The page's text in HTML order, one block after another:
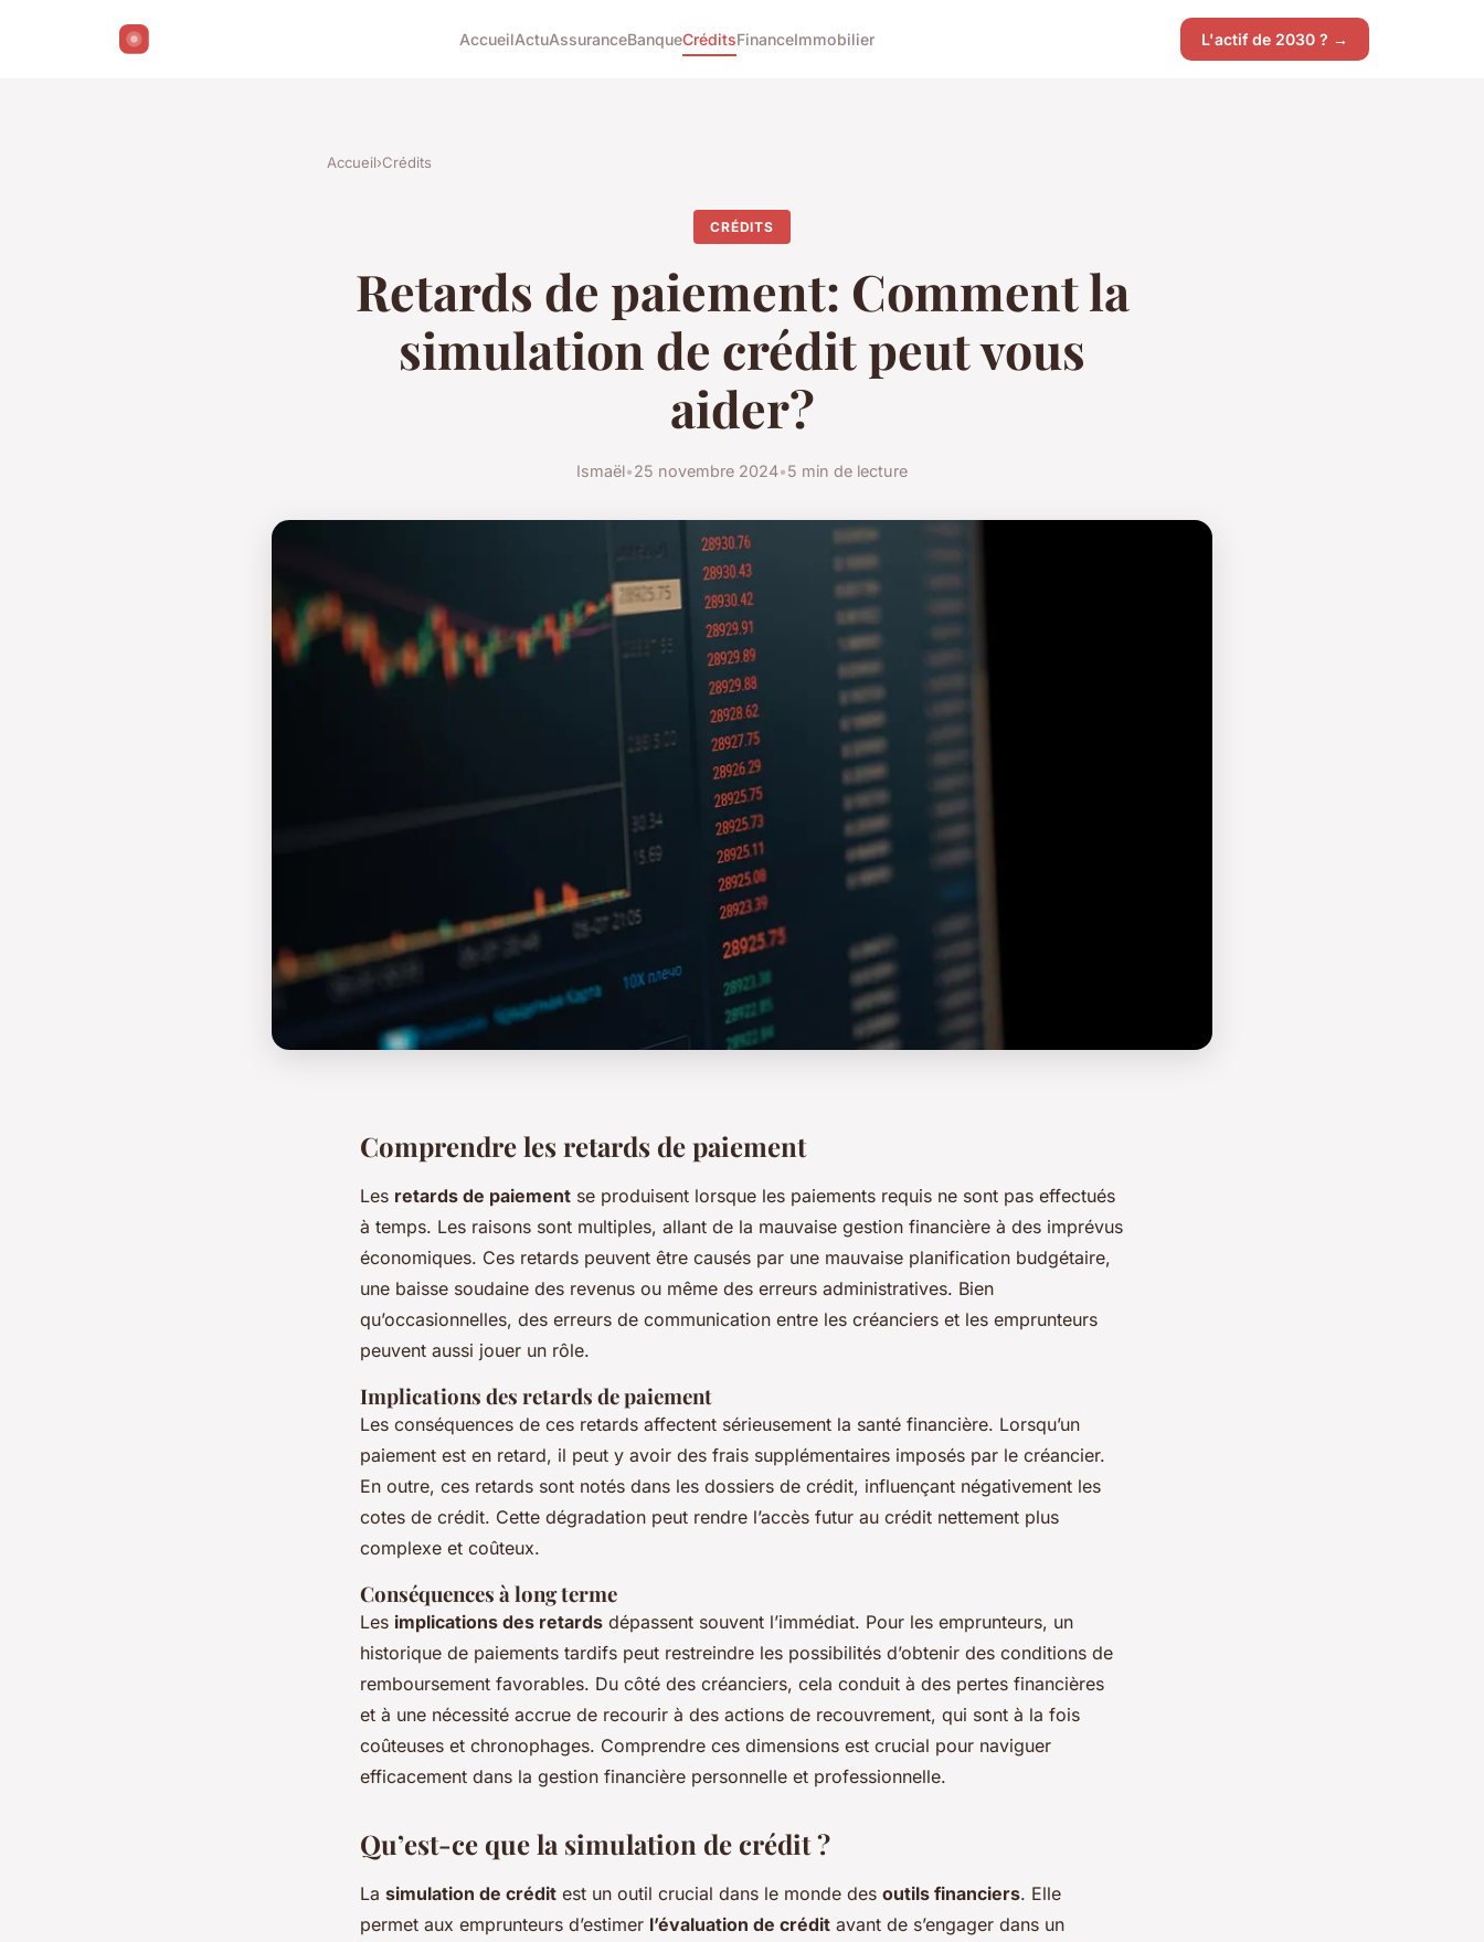
AccueilActuAssuranceBanqueCréditsFinanceImmobilier L'actif de 2030 ? →
Accueil›Crédits
CRÉDITS
Retards de paiement: Comment la
simulation de crédit peut vous
aider?
Ismaël•25 novembre 2024•5 min de lecture
Comprendre les retards de paiement
Les retards de paiement se produisent lorsque les paiements requis ne sont pas effectués
à temps. Les raisons sont multiples, allant de la mauvaise gestion financière à des imprévus
économiques. Ces retards peuvent être causés par une mauvaise planification budgétaire,
une baisse soudaine des revenus ou même des erreurs administratives. Bien
qu’occasionnelles, des erreurs de communication entre les créanciers et les emprunteurs
peuvent aussi jouer un rôle.
Implications des retards de paiement
Les conséquences de ces retards affectent sérieusement la santé financière. Lorsqu’un
paiement est en retard, il peut y avoir des frais supplémentaires imposés par le créancier.
En outre, ces retards sont notés dans les dossiers de crédit, influençant négativement les
cotes de crédit. Cette dégradation peut rendre l’accès futur au crédit nettement plus
complexe et coûteux.
Conséquences à long terme
Les implications des retards dépassent souvent l’immédiat. Pour les emprunteurs, un
historique de paiements tardifs peut restreindre les possibilités d’obtenir des conditions de
remboursement favorables. Du côté des créanciers, cela conduit à des pertes financières
et à une nécessité accrue de recourir à des actions de recouvrement, qui sont à la fois
coûteuses et chronophages. Comprendre ces dimensions est crucial pour naviguer
efficacement dans la gestion financière personnelle et professionnelle.
Qu’est-ce que la simulation de crédit ?
La simulation de crédit est un outil crucial dans le monde des outils financiers. Elle
permet aux emprunteurs d’estimer l’évaluation de crédit avant de s’engager dans un